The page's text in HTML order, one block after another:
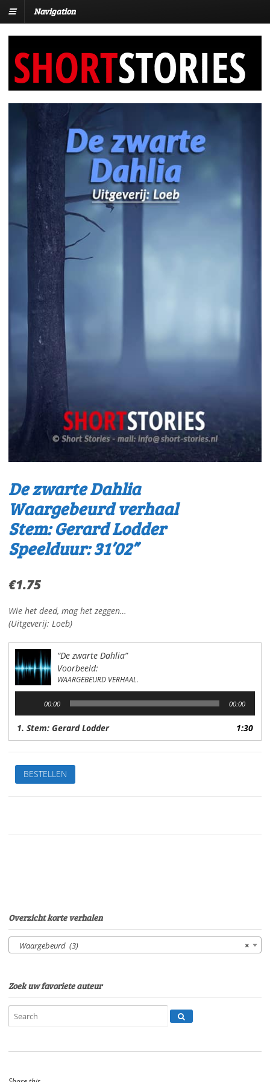
Navigation
De zwarte Dahlia
Waargebeurd verhaal
Stem: Gerard Lodder
Speelduur: 31’02”
€1.75
Wie het deed, mag het zeggen…
(Uitgeverij: Loeb)
“De zwarte Dahlia”
Voorbeeld:
WAARGEBEURD VERHAAL.
00:00 00:00
1. Stem: Gerard Lodder 1:30
De
zwarte
DahliaWaargebeurd
LodderSpeelduur:
BESTELLEN
Overzicht korte verhalen
×
Waargebeurd (3)
Zoek uw favoriete auteur